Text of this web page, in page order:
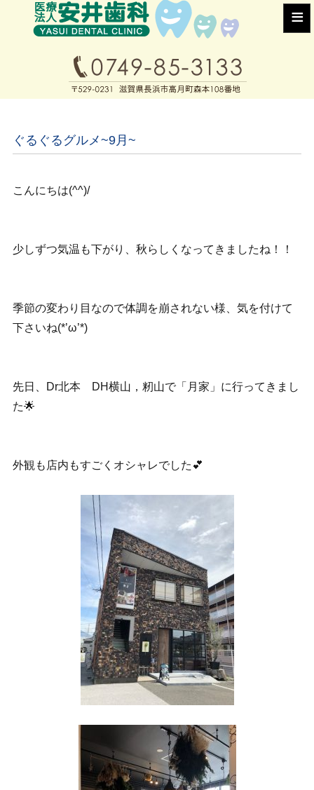
≡
ぐるぐるグルメ~9月~
こんにちは(^^)/
少しずつ気温も下がり、秋らしくなってきましたね！！
季節の変わり目なので体調を崩されない様、気を付けて
下さいね(*’ω’*)
先日、Dr北本 DH横山，籾山で「月家」に行ってきまし
た🌟
外観も店内もすごくオシャレでした💕